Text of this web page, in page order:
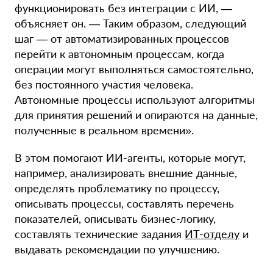
функционировать без интеграции с ИИ, —
объясняет он. — Таким образом, следующий
шаг — от автоматизированных процессов
перейти к автономным процессам, когда
операции могут выполняться самостоятельно,
без постоянного участия человека.
Автономные процессы используют алгоритмы
для принятия решений и опираются на данные,
полученные в реальном времени».
В этом помогают ИИ-агенты, которые могут,
например, анализировать внешние данные,
определять проблематику по процессу,
описывать процессы, составлять перечень
показателей, описывать бизнес-логику,
составлять технические задания ИТ-отделу и
выдавать рекомендации по улучшению.